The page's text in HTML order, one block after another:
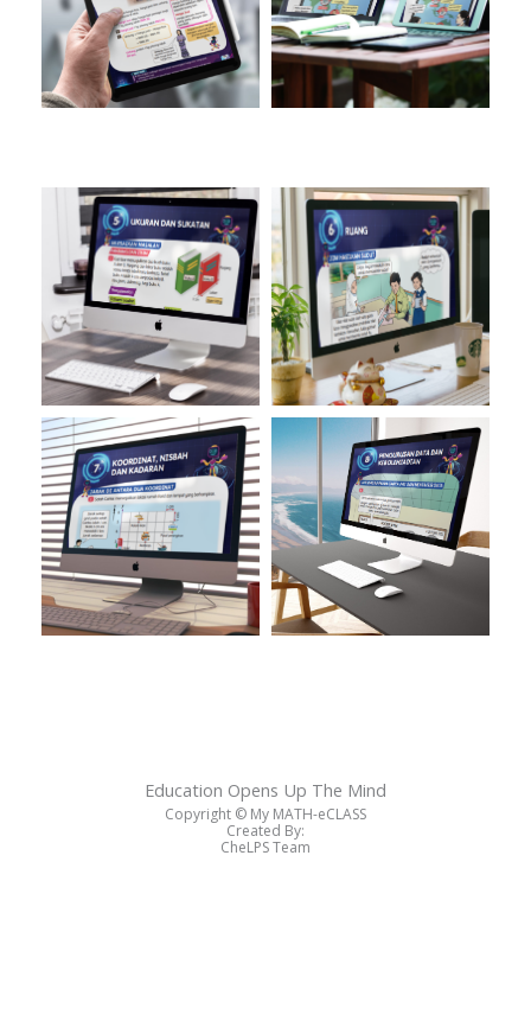
Education Opens Up The Mind
Copyright ©️ My MATH-eCLASS
Created By:
CheLPS Team